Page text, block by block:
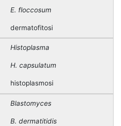
E. floccosum
dermatofitosi
Histoplasma
H. capsulatum
histoplasmosi
Blastomyces
B. dermatitidis